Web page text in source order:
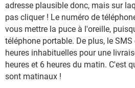
adresse plausible donc, mais sur
pas cliquer ! Le numéro de
vous mettre la puce à l'oreille,
téléphone portable. De plus, le
heures inhabituelles pour une
heures et 6 heures du matin. C'est
sont matinaux !